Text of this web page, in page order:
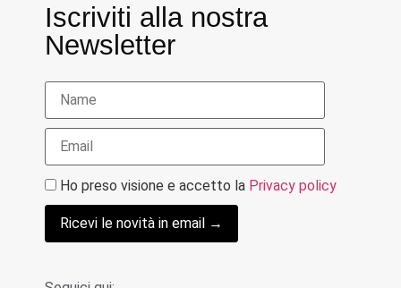
Iscriviti alla nostra
Newsletter
Ho preso visione e accetto la Privacy policy
Ricevi le novità in email →